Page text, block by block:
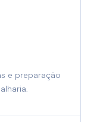
e preparação